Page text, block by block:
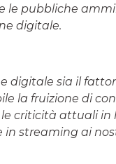
le pubbliche
digitale.
digitale sia il
la fruizione di
criticità attuali in
streaming ai